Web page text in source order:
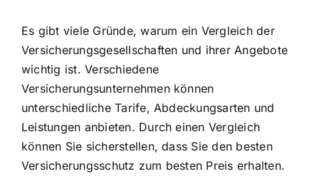
Es gibt viele Gründe, warum ein Vergleich der
Versicherungsgesellschaften und ihrer Angebote
wichtig ist. Verschiedene
Versicherungsunternehmen können
unterschiedliche Tarife, Abdeckungsarten und
Leistungen anbieten. Durch einen Vergleich
können Sie sicherstellen, dass Sie den besten
Versicherungsschutz zum besten Preis erhalten.